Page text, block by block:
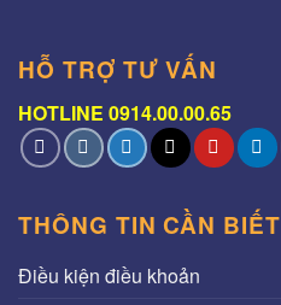
HỖ TRỢ TƯ VẤN
HOTLINE 0914.00.00.65
THÔNG TIN CẦN BIẾT
Điều kiện điều khoản